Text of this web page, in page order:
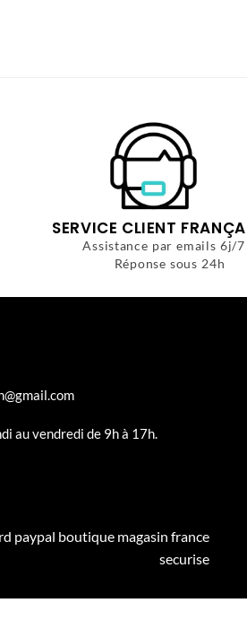
SERVICE CLIENT
Assistance par emails 6j/
Réponse sous 24h
au vendredi de 9h à 17h.